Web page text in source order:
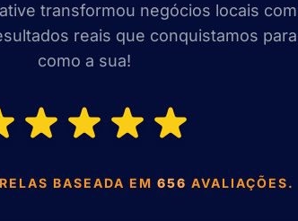
transformou negócios locais
reais que conquistamos
como a sua!
BASEADA EM 656 AVALIAÇÕES.